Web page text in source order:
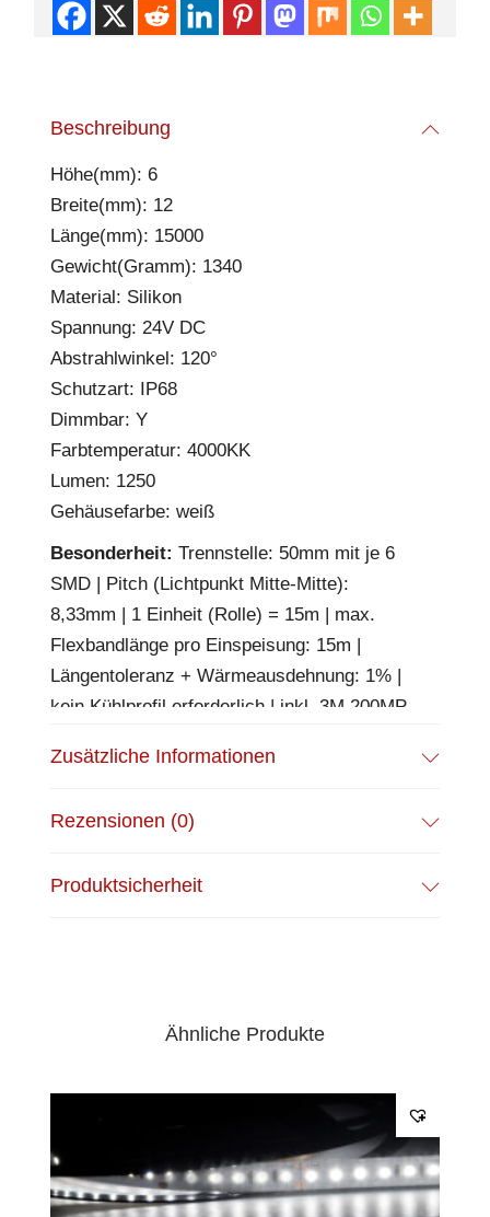
Beschreibung
Höhe(mm): 6
Breite(mm): 12
Länge(mm): 15000
Gewicht(Gramm): 1340
Material: Silikon
Spannung: 24V DC
Abstrahlwinkel: 120°
Schutzart: IP68
Dimmbar: Y
Farbtemperatur: 4000KK
Lumen: 1250
Gehäusefarbe: weiß
Besonderheit: Trennstelle: 50mm mit je 6
SMD | Pitch (Lichtpunkt Mitte-Mitte):
8,33mm | 1 Einheit (Rolle) = 15m | max.
Flexbandlänge pro Einspeisung: 15m |
Längentoleranz + Wärmeausdehnung: 1% |
kein Kühlprofil erforderlich | inkl. 3M 200MP
reinigen und entfetten! Nicht wieder ablösen!
der Gruppe: O1-212 | BESONDERHEIT:
Zusätzliche Informationen
Rezensionen (0)
Produktsicherheit
Ähnliche Produkte